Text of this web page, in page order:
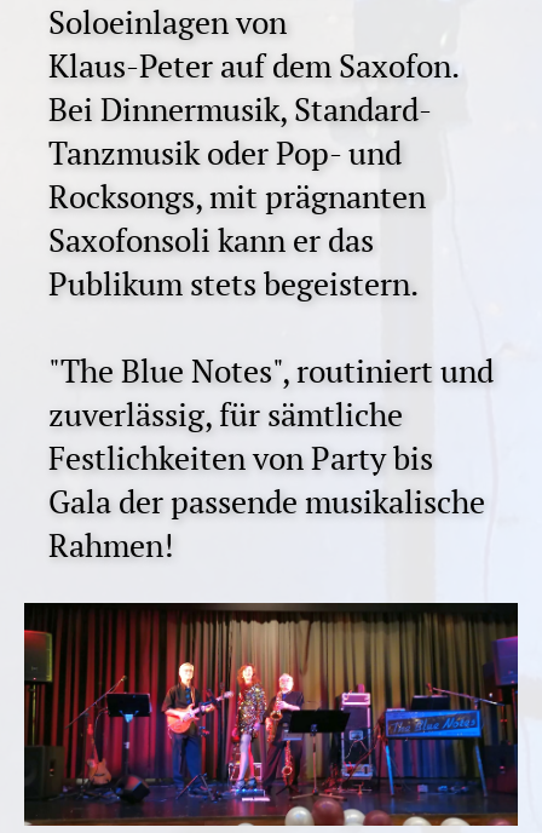
Soloeinlagen von
Klaus-Peter auf dem Saxofon.
Bei Dinnermusik, Standard-
Tanzmusik oder Pop- und
Rocksongs, mit prägnanten
Saxofonsoli kann er das
Publikum stets begeistern.
"The Blue Notes", routiniert und
zuverlässig, für sämtliche
Festlichkeiten von Party bis
Gala der passende musikalische
Rahmen!